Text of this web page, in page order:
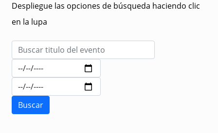
Despliegue las opciones de búsqueda haciendo clic
en la lupa